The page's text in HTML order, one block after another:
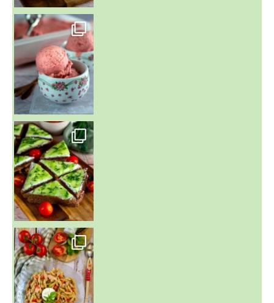
~ NICE CREAM À LA FRAISE ~
Presque un mois que
~ SALADE DE PÂTES AUX DEUX TOMATES THON ET BURRA